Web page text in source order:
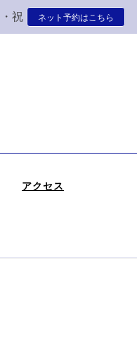
祝 ネット予約はこちら
アクセス